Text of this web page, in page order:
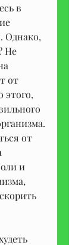
в
Однако,
Не
от
этого,
от
и